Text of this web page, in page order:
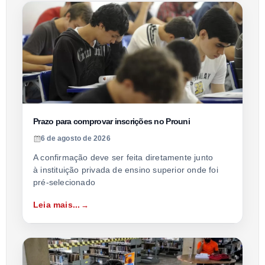
Prazo para comprovar inscrições no Prouni
6 de agosto de 2026
A confirmação deve ser feita diretamente junto
à instituição privada de ensino superior onde foi
pré-selecionado
Leia mais...